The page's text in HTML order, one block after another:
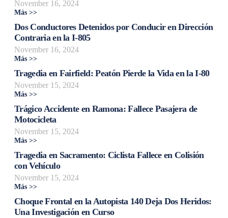
November 16, 2024
Más >>
Dos Conductores Detenidos por Conducir en Dirección
Contraria en la I-805
November 16, 2024
Más >>
Tragedia en Fairfield: Peatón Pierde la Vida en la I-80
November 15, 2024
Más >>
Trágico Accidente en Ramona: Fallece Pasajera de
Motocicleta
November 15, 2024
Más >>
Tragedia en Sacramento: Ciclista Fallece en Colisión
con Vehículo
November 15, 2024
Más >>
Choque Frontal en la Autopista 140 Deja Dos Heridos:
Una Investigación en Curso